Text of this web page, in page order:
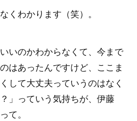
わかります（笑）。
のかわからなくて、今まで
はあったんですけど、ここま
して大丈夫っていうのはなく
」っていう気持ちが、伊藤
て。